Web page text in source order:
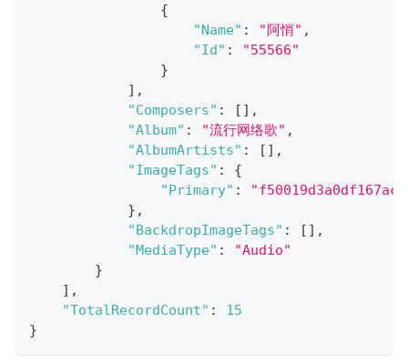
{
"Name" : "阿悄" ,
"Id" :
"55566"
}
] ,
"Composers" : [ ] ,
"Album" : "流行网络歌" ,
"AlbumArtists" : [ ] ,
"ImageTags" :
{
"Primary" :
} ,
"BackdropImageTags" : [ ] ,
"MediaType" :
"Audio"
}
] ,
"TotalRecordCount" :
15
}